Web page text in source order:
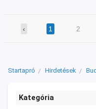
‹ 1 2
Startapró Hirdetések
Kategória